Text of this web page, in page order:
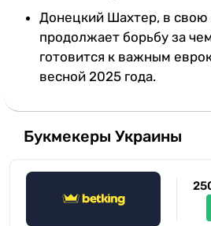
Донецкий Шахтер, в свою
продолжает борьбу за
готовится к важным
весной 2025 года.
Букмекеры Украины